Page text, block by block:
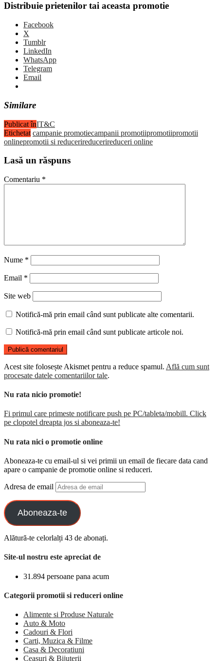
Distribuie prietenilor tai aceasta promotie
Facebook
X
Tumblr
LinkedIn
WhatsApp
Telegram
Email
Similare
Publicat înIT&C
Etichetat campanie promotiecampanii promotiipromotiipromotii
onlinepromotii si reducerireducerireduceri online
Lasă un răspuns
Comentariu *
Nume *
Email *
Site web
Notifică-mă prin email când sunt publicate alte comentarii.
Notifică-mă prin email când sunt publicate articole noi.
Acest site folosește Akismet pentru a reduce spamul. Află cum sunt
procesate datele comentariilor tale.
Nu rata nicio promotie!
Fi primul care primeste notificare push pe PC/tableta/mobill. Click
pe clopotel dreapta jos si aboneaza-te!
Nu rata nici o promotie online
Aboneaza-te cu email-ul si vei primii un email de fiecare data cand
apare o campanie de promotie online si reduceri.
Adresa de email
Aboneaza-te
Alătură-te celorlalți 43 de abonați.
Site-ul nostru este apreciat de
31.894 persoane pana acum
Categorii promotii si reduceri online
Alimente si Produse Naturale
Auto & Moto
Cadouri & Flori
Carti, Muzica & Filme
Casa & Decoratiuni
Ceasuri & Bijuterii